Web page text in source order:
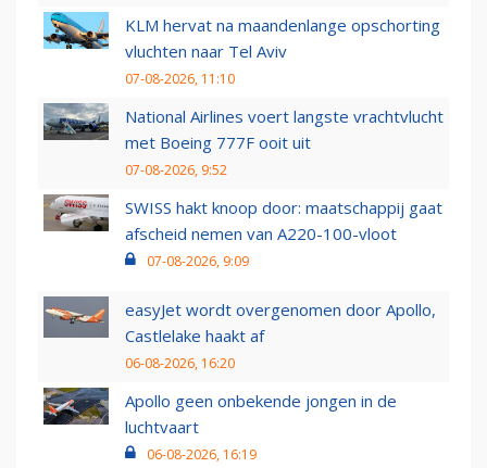
KLM hervat na maandenlange opschorting
vluchten naar Tel Aviv
07-08-2026, 11:10
National Airlines voert langste vrachtvlucht
met Boeing 777F ooit uit
07-08-2026, 9:52
SWISS hakt knoop door: maatschappij gaat
afscheid nemen van A220-100-vloot
07-08-2026, 9:09
easyJet wordt overgenomen door Apollo,
Castlelake haakt af
06-08-2026, 16:20
Apollo geen onbekende jongen in de
luchtvaart
06-08-2026, 16:19